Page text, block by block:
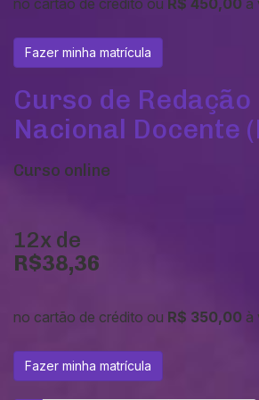
no cartão de crédito ou R$ 450,00 à
Fazer minha matrícula
Curso de
Nacional Docente
Curso online
12x de
R$38,36
no cartão de crédito ou R$ 350,00 à
Fazer minha matrícula